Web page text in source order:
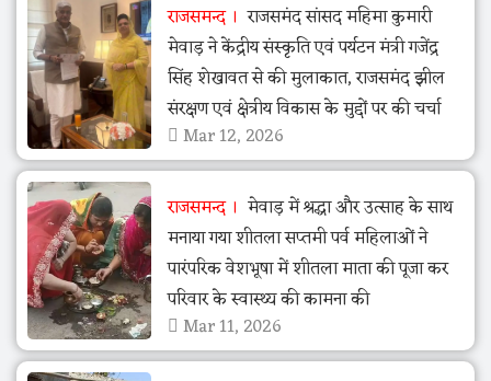
राजसमन्द
राजसमंद सांसद महिमा कुमारी
मेवाड़ ने केंद्रीय संस्कृति एवं पर्यटन मंत्री गजेंद्र
सिंह शेखावत से की मुलाकात, राजसमंद झील
संरक्षण एवं क्षेत्रीय विकास के मुद्दों पर की चर्चा
Mar 12, 2026
राजसमन्द
मेवाड़ में श्रद्धा और उत्साह के साथ
मनाया गया शीतला सप्तमी पर्व महिलाओं ने
पारंपरिक वेशभूषा में शीतला माता की पूजा कर
परिवार के स्वास्थ्य की कामना की
Mar 11, 2026